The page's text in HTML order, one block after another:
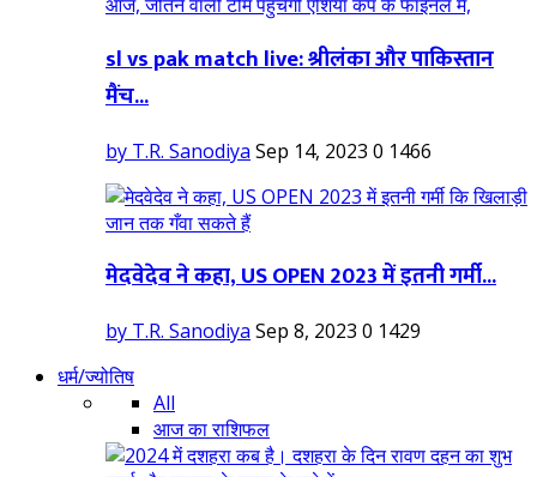
sl vs pak match live: श्रीलंका और पाकिस्तान
मैंच...
by T.R. Sanodiya Sep 14, 2023 0 1466
मेदवेदेव ने कहा, US OPEN 2023 में इतनी गर्मी...
by T.R. Sanodiya Sep 8, 2023 0 1429
धर्म/ज्योतिष
All
आज का राशिफल